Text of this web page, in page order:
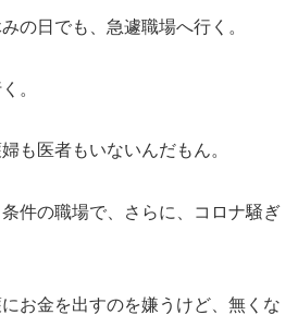
の日でも、急遽職場へ行く。
。
も医者もいないんだもん。
件の職場で、さらに、コロナ騒ぎ
お金を出すのを嫌うけど、無くな